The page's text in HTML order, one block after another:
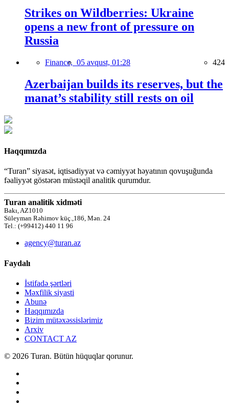
Strikes on Wildberries: Ukraine
opens a new front of pressure on
Russia
Finance, 05 avqust, 01:28 424
Azerbaijan builds its reserves, but the
manat’s stability still rests on oil
Haqqımızda
“Turan” siyasət, iqtisadiyyat və cəmiyyət həyatının qovuşuğunda
fəaliyyət göstərən müstəqil analitik qurumdur.
Turan analitik xidməti
Bakı, AZ1010
Süleyman Rəhimov küç.,186, Mən. 24
Tel.: (+99412) 440 11 96
agency@turan.az
Faydalı
İstifadə şərtləri
Məxfilik siyasti
Abunə
Haqqımızda
Bizim mütəxəssislərimiz
Arxiv
CONTACT AZ
© 2026 Turan. Bütün hüquqlar qorunur.